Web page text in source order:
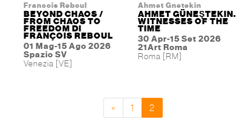
Francois Reboul
BEYOND CHAOS /
FROM CHAOS TO
FREEDOM DI
FRANÇOIS REBOUL
01 Mag-15 Ago 2026
Spazio SV
Venezia [VE]
Ahmet Gnetekin
AHMET GÜNEŞTEKIN.
WITNESSES OF THE
TIME
30 Apr-15 Set 2026
21Art Roma
Roma [RM]
« 1 2